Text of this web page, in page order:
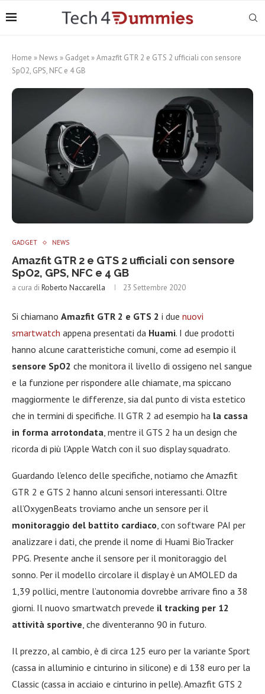
Home » News » Gadget »Amazfit GTR 2 e GTS 2 ufficiali con sensore
SpO2, GPS, NFC e 4 GB
GADGET NEWS
Amazfit GTR 2 e GTS 2 ufficiali con sensore
SpO2, GPS, NFC e 4 GB
a cura di Roberto Naccarella 23 Settembre 2020
Si chiamano Amazfit GTR 2 e GTS 2 i due nuovi
smartwatch appena presentati da Huami. I due prodotti
hanno alcune caratteristiche comuni, come ad esempio il
sensore SpO2 che monitora il livello di ossigeno nel sangue
e la funzione per rispondere alle chiamate, ma spiccano
maggiormente le differenze, sia dal punto di vista estetico
che in termini di specifiche. Il GTR 2 ad esempio ha la cassa
in forma arrotondata, mentre il GTS 2 ha un design che
ricorda di più l’Apple Watch con il suo display squadrato.
Guardando l’elenco delle specifiche, notiamo che Amazfit
GTR 2 e GTS 2 hanno alcuni sensori interessanti. Oltre
all’OxygenBeats troviamo anche un sensore per il
monitoraggio del battito cardiaco, con software PAI per
analizzare i dati, che prende il nome di Huami BioTracker
PPG. Presente anche il sensore per il monitoraggio del
sonno. Per il modello circolare il display è un AMOLED da
1,39 pollici, mentre l’autonomia dovrebbe arrivare fino a 38
giorni. Il nuovo smartwatch prevede il tracking per 12
attività sportive, che diventeranno 90 in futuro.
Il prezzo, al cambio, è di circa 125 euro per la variante Sport
(cassa in alluminio e cinturino in silicone) e di 138 euro per la
Classic (cassa in acciaio e cinturino in pelle). Amazfit GTS 2